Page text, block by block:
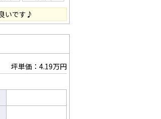
いです♪
坪単価：4.19万円